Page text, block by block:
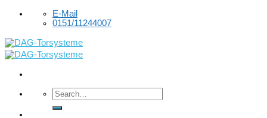
Skip
E-Mail
0151/11244007